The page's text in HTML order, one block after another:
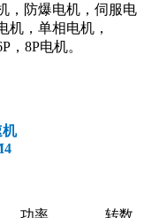
，防爆电机，伺服电
机，单相电机，
，8P电机。
机
功率
转数